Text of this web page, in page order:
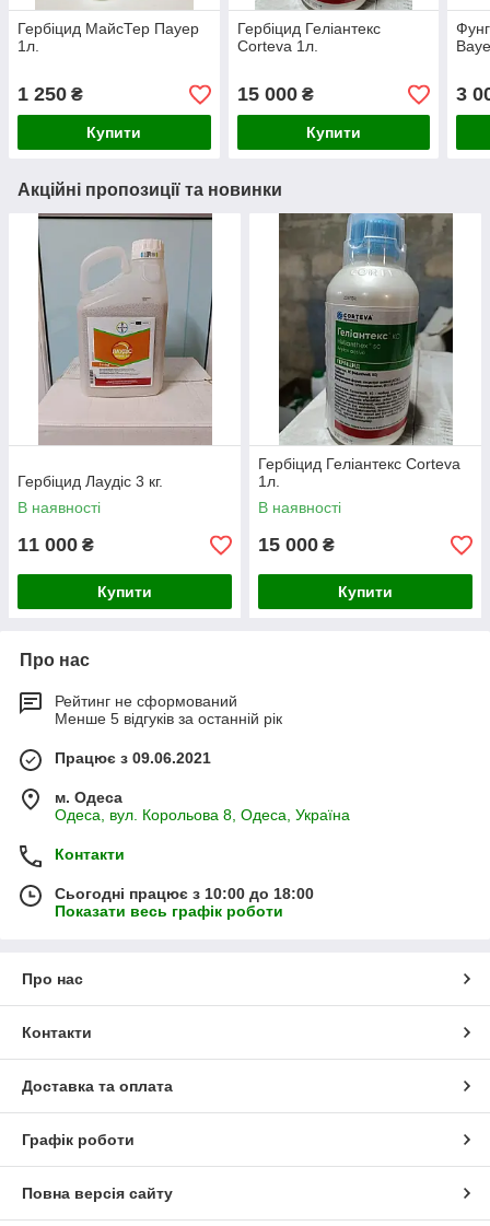
Гербіцид МайсТер Пауер
1л.
1 250 ₴
Купити
Гербіцид Геліантекс
Corteva 1л.
15 000₴
Купити
3
Акційні пропозиції та новинки
Гербіцид Лаудіс 3 кг.
В наявності
11 000 ₴
Купити
Гербіцид Геліантекс Corteva
1л.
В наявності
15 000 ₴
Купити
Про нас
Рейтинг не сформований
Менше 5 відгуків за останній рік
Працює з 09.06.2021
м. Одеса
Одеса, вул. Корольова 8, Одеса, Україна
Контакти
Сьогодні працює з 10:00 до 18:00
Показати весь графік роботи
Про нас
Контакти
Доставка та оплата
Графік роботи
Повна версія сайту